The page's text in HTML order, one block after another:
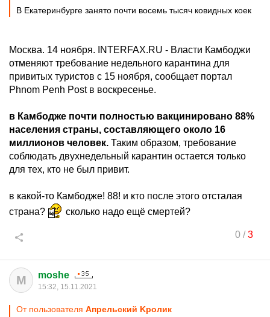
В Екатеринбурге занято почти восемь тысяч ковидных коек
Москва. 14 ноября. INTERFAX.RU - Власти Камбоджи
отменяют требование недельного карантина для
привитых туристов с 15 ноября, сообщает портал
Phnom Penh Post в воскресенье.
в Камбодже почти полностью вакцинировано 88%
населения страны, составляющего около 16
миллионов человек. Таким образом, требование
соблюдать двухнедельный карантин остается только
для тех, кто не был привит.
в какой-то Камбодже! 88! и кто после этого отсталая
страна?
сколько надо ещё смертей?
0/3
M moshe
15:32, 15.11.2021
От пользователя Aпрельский Kролик